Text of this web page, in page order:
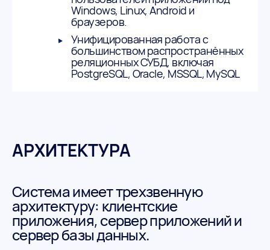
Windows, Linux, Android и
браузеров.
Унифицированная работа с
большинством распространённых
реляционных СУБД, включая
PostgreSQL, Oracle, MSSQL, MySQL
АРХИТЕКТУРА
Система имеет трехзвенную
архитектуру: клиентские
приложения, сервер приложений и
сервер базы данных.